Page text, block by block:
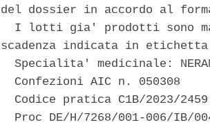
del dossier in accordo al
I lotti gia' prodotti sono
scadenza indicata in
Specialita' medicinale:
  Confezioni AIC n. 050308
Codice pratica C1B/2023/
Proc DE/H/7268/001-006/IB/